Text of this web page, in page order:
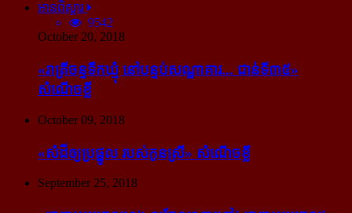
អានពិស្ដារ
9542
October 20, 2018
«រាត្រីចន្ទទឹកឃ្មុំ នៅបន្ទប់សណ្ឋាគារ... ជាន់ទី៣៥»
សំណើចខ្លី
October 09, 2018
«សំដី​ឲ្យ​ប្រផ្នូល របស់​កូនស្រី» សំណើចខ្លី
September 25, 2018